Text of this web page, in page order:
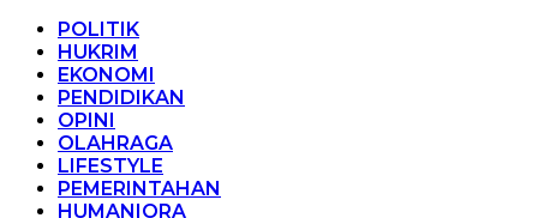
POLITIK
HUKRIM
EKONOMI
PENDIDIKAN
OPINI
OLAHRAGA
LIFESTYLE
PEMERINTAHAN
HUMANIORA